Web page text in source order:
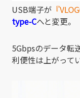
USB端子が 『
type-Cへと変更。
5Gbpsのデータ転
利便性は上がって